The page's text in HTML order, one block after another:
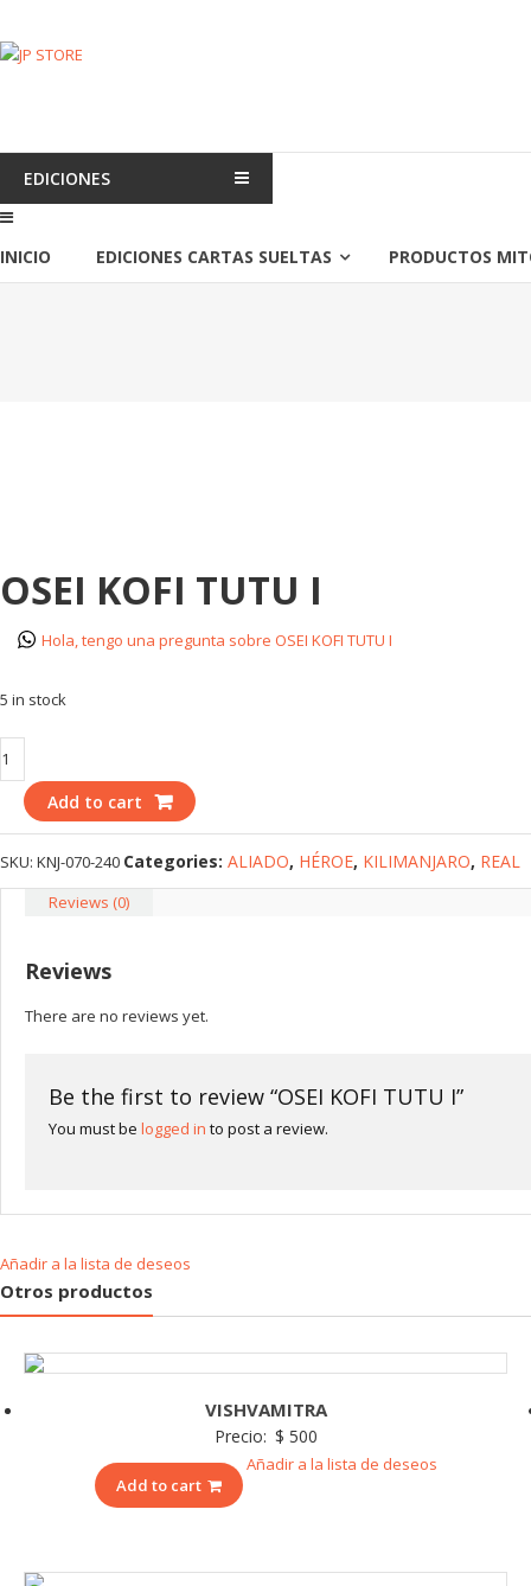
contenido
JP
detalle
de
Cartas
Mitos
EDICIONES
INICIO EDICIONES CARTAS SUELTAS PRODUCTOS
OSEI KOFI TUTU I
Hola, tengo una pregunta sobre OSEI KOFI TUTU I
5 in stock
OSEI
KOFI
TUTU
I
quantity
Add to cart
SKU: KNJ-070-240 Categories: ALIADO, HÉROE, KILIMANJARO, REAL
Reviews (0)
Reviews
There are no reviews yet.
Be the first to review “OSEI KOFI TUTU I”
You must be logged in to post a review.
Añadir a la lista de deseos
Otros productos
VISHVAMITRA
Precio: $ 500
Add to cart
Añadir a la lista de deseos